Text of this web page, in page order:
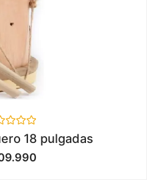
18 pulgadas